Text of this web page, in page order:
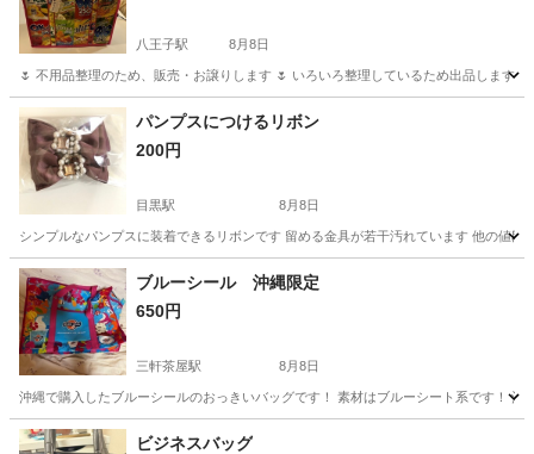
八王子駅 8月8日
🌷 不用品整理のため、販売・お譲りします 🌷 いろいろ整理しているため出品します
東京 八王子市 八王子駅 バッグ
パンプスにつけるリボン
200円
目黒駅 8月8日
シンプルなパンプスに装着できるリボンです 留める金具が若干汚れています 他の値
東京 目黒区 目黒駅
ブルーシール 沖縄限定
650円
三軒茶屋駅 8月8日
沖縄で購入したブルーシールのおっきいバッグです！ 素材はブルーシート系です！ 沖
東京 世田谷区 三軒茶屋駅
ビジネスバッグ